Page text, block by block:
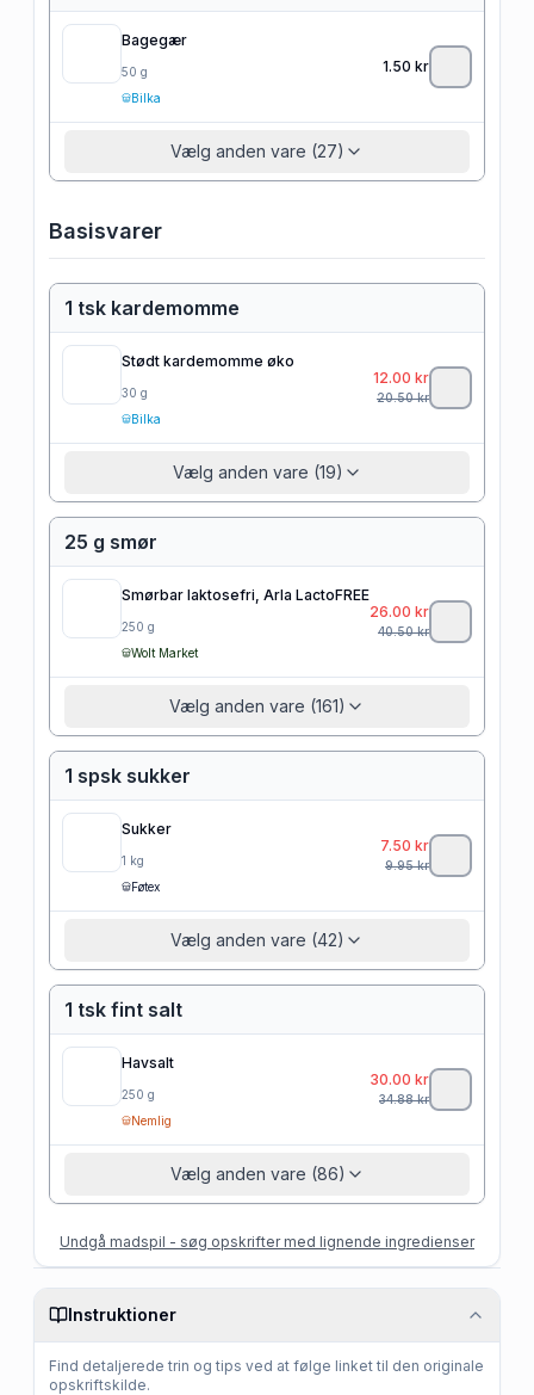
Bagegær
50 g
Bilka
1.50 kr
Vælg anden vare (27)
Basisvarer
1 tsk kardemomme
Stødt kardemomme øko
30 g
Bilka
12.00 kr
20.50kr
Vælg anden vare (19)
25 g smør
Smørbar laktosefri, Arla LactoFREE
250 g
Wolt Market
26.00 kr
40.50kr
Vælg anden vare (161)
1 spsk sukker
Sukker
1 kg
Føtex
7.50 kr
9.95kr
Vælg anden vare (42)
1 tsk fint salt
Havsalt
250 g
Nemlig
30.00 kr
34.88kr
Vælg anden vare (86)
Undgå madspil - søg opskrifter med lignende ingredienser
Instruktioner
Find detaljerede trin og tips ved at følge linket til den originale
opskriftskilde.